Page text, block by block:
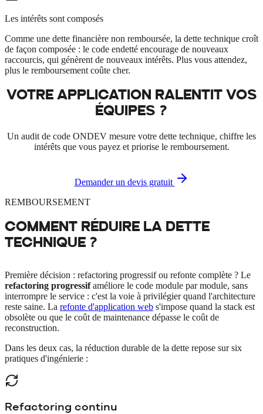
Les intérêts sont composés
Comme une dette financière non remboursée, la dette technique croît
de façon composée : le code endetté encourage de nouveaux
raccourcis, qui génèrent de nouveaux intérêts. Plus vous attendez,
plus le remboursement coûte cher.
VOTRE APPLICATION RALENTIT VOS
ÉQUIPES ?
Un audit de code ONDEV mesure votre dette technique, chiffre les
intérêts que vous payez et priorise le remboursement.
Demander un devis gratuit
REMBOURSEMENT
COMMENT RÉDUIRE LA DETTE
TECHNIQUE ?
Première décision : refactoring progressif ou refonte complète ? Le
refactoring progressif améliore le code module par module, sans
interrompre le service : c'est la voie à privilégier quand l'architecture
reste saine. La refonte d'application web s'impose quand la stack est
obsolète ou que le coût de maintenance dépasse le coût de
reconstruction.
Dans les deux cas, la réduction durable de la dette repose sur six
pratiques d'ingénierie :
Refactoring continu